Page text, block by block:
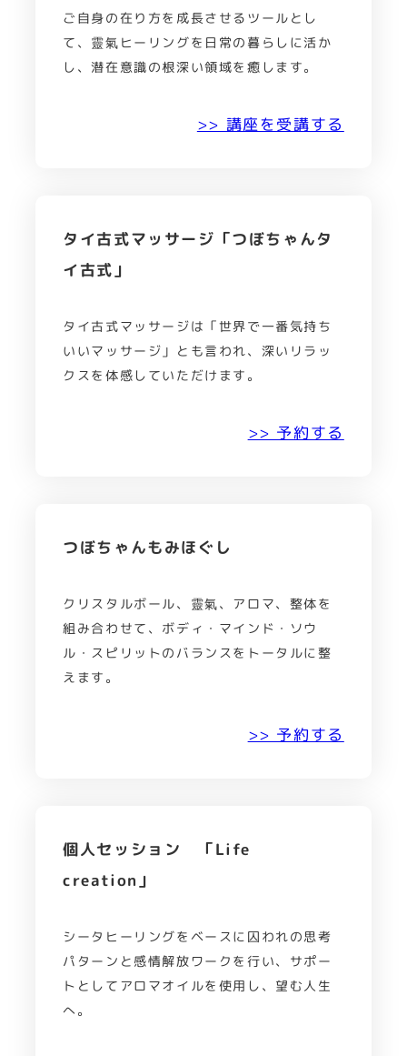
ご自身の在り方を成長させるツールとし
て、靈氣ヒーリングを日常の暮らしに活か
し、潜在意識の根深い領域を癒します。
>> 講座を受講する
タイ古式マッサージ「つぼちゃんタ
イ古式」
タイ古式マッサージは「世界で一番気持ち
いいマッサージ」とも言われ、深いリラッ
クスを体感していただけます。
>> 予約する
つぼちゃんもみほぐし
クリスタルボール、靈氣、アロマ、整体を
組み合わせて、ボディ・マインド・ソウ
ル・スピリットのバランスをトータルに整
えます。
>> 予約する
個人セッション 「Life
creation」
シータヒーリングをベースに囚われの思考
パターンと感情解放ワークを行い、サポー
トとしてアロマオイルを使用し、望む人生
へ。